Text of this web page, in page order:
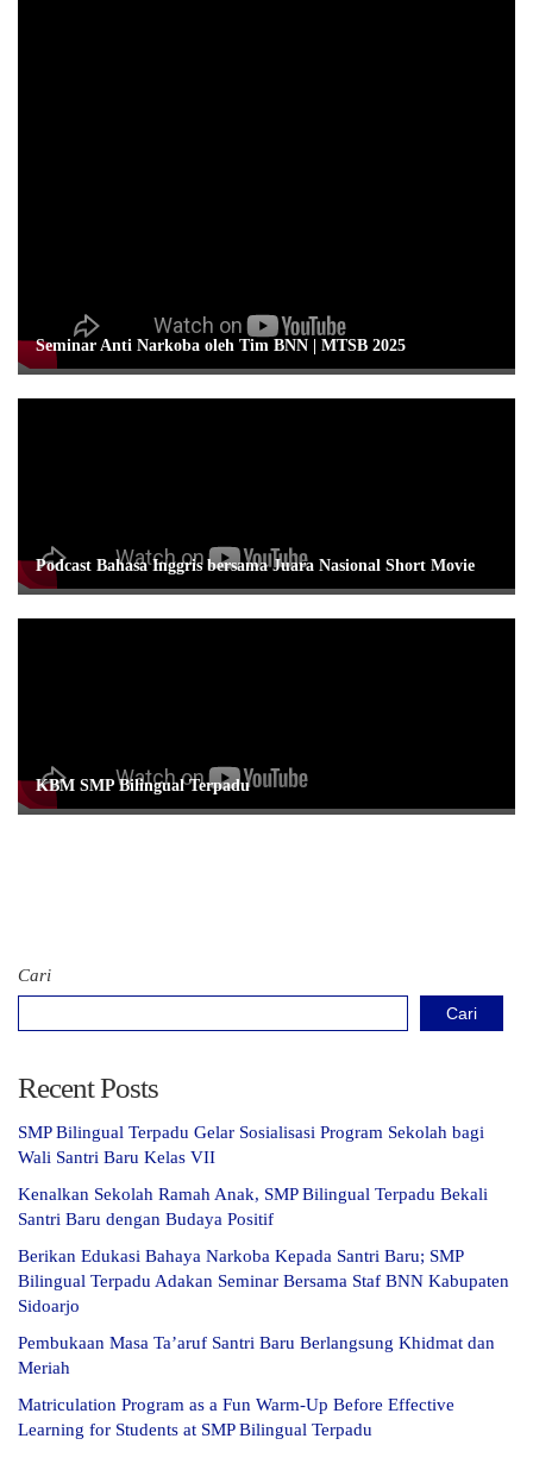
Seminar Anti Narkoba oleh Tim BNN | MTSB 2025
Podcast Bahasa Inggris bersama Juara Nasional Short Movie
KBM SMP Bilingual Terpadu
Cari
Cari
Recent Posts
SMP Bilingual Terpadu Gelar Sosialisasi Program Sekolah bagi
Wali Santri Baru Kelas VII
Kenalkan Sekolah Ramah Anak, SMP Bilingual Terpadu Bekali
Santri Baru dengan Budaya Positif
Berikan Edukasi Bahaya Narkoba Kepada Santri Baru; SMP
Bilingual Terpadu Adakan Seminar Bersama Staf BNN Kabupaten
Sidoarjo
Pembukaan Masa Ta’aruf Santri Baru Berlangsung Khidmat dan
Meriah
Matriculation Program as a Fun Warm-Up Before Effective
Learning for Students at SMP Bilingual Terpadu